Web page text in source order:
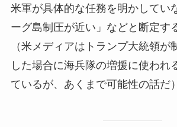
米軍が具体的な任務を明かしてい
ーグ島制圧が近い」などと断定す
（米メディアはトランプ大統領が
した場合に海兵隊の増援に使われ
ているが、あくまで可能性の話だ